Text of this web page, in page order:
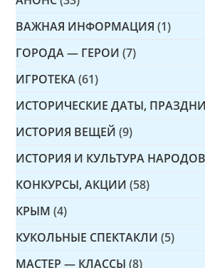
ВАЖНАЯ ИНФОРМАЦИЯ (1)
ГОРОДА — ГЕРОИ (7)
ИГРОТЕКА (61)
ИСТОРИЧЕСКИЕ ДАТЫ,
ИСТОРИЯ ВЕЩЕЙ (9)
ИСТОРИЯ И КУЛЬТУРА
КОНКУРСЫ, АКЦИИ (58)
КРЫМ (4)
КУКОЛЬНЫЕ СПЕКТАКЛИ (5)
МАСТЕР — КЛАССЫ (8)